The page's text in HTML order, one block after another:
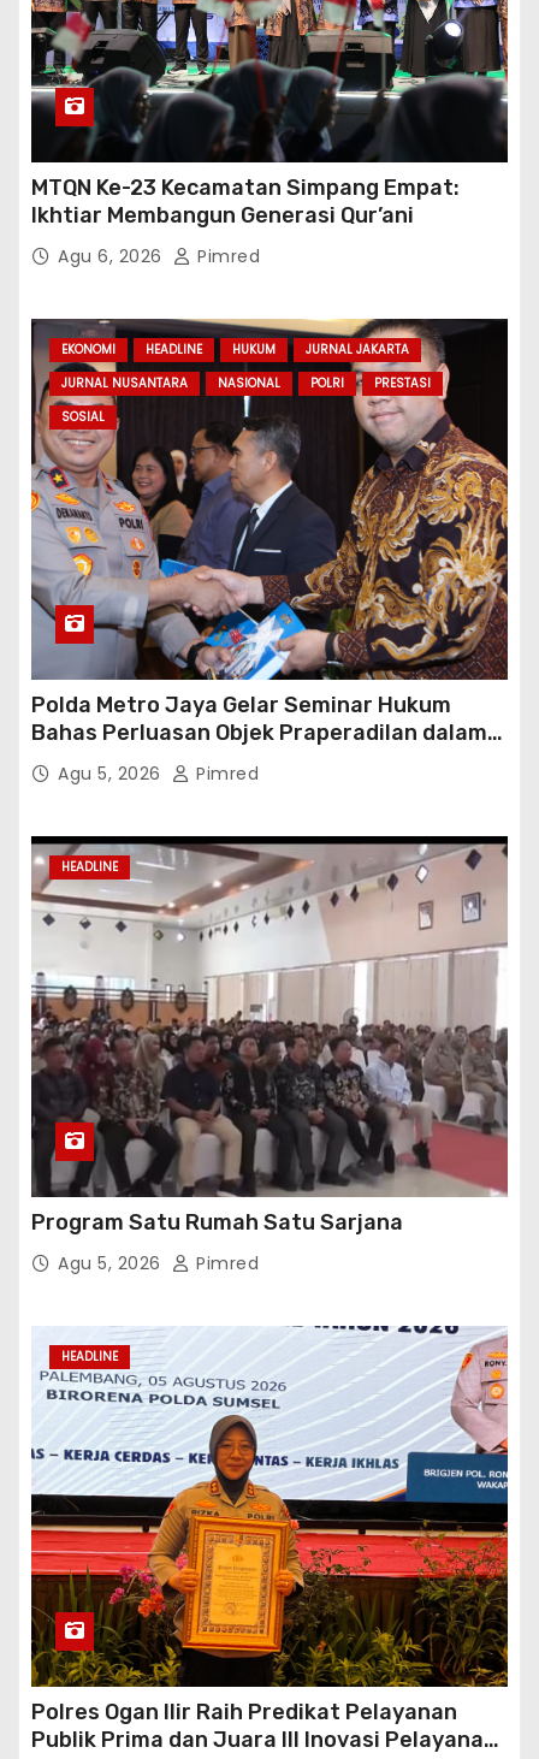
KUHAP Baru
Agu 5, 2026 Pimred
HEADLINE
Agu 5, 2026 Pimred
HEADLINE
Publik Tingkat Polda Sumsel
Agu 5, 2026
Proudly powered by WordPress|Theme: Newses by
Themeansar.